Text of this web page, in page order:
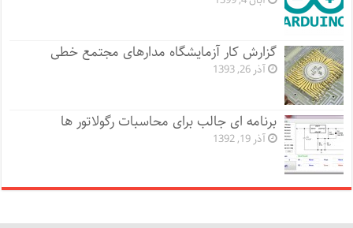
گزارش کار آزمایشگاه مدارهای مجتمع خطی
آذر 26, 1393
برنامه ای جالب برای محاسبات رگولاتور ها
آذر 19, 1392